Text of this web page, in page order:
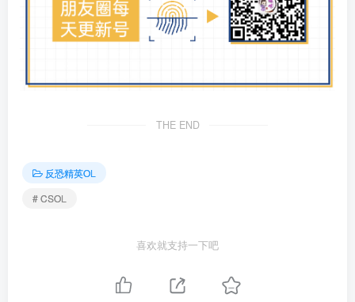
THE END
反恐精英OL
# CSOL
喜欢就支持一下吧